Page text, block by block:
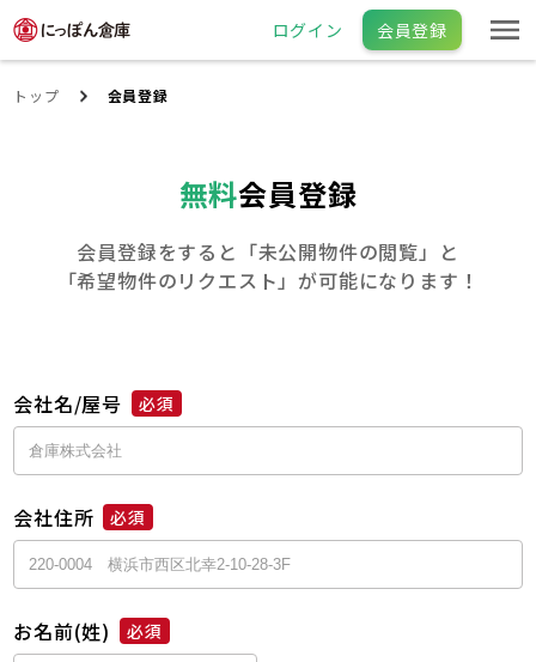
ログイン 会員登録
トップ 会員登録
無料会員登録
会員登録をすると「未公開物件の閲覧」と
「希望物件のリクエスト」が可能になります！
会社名/屋号 必須
会社住所 必須
お名前(姓) 必須